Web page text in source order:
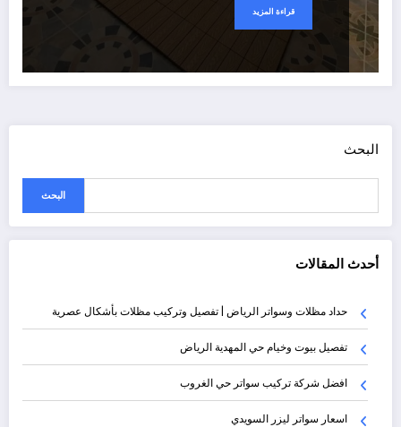
قراءة المزيد
البحث
البحث
أحدث المقالات
حداد مظلات وسواتر الرياض | تفصيل وتركيب مظلات بأشكال عصرية
تفصيل بيوت وخيام حي المهدية الرياض
افضل شركة تركيب سواتر حي الغروب
اسعار سواتر ليزر السويدي